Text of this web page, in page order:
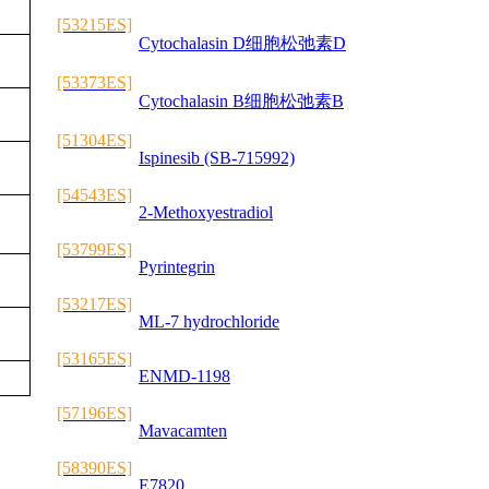
[53215ES]
Cytochalasin D细胞松弛素D
[53373ES]
Cytochalasin B细胞松弛素B
[51304ES]
Ispinesib (SB-715992)
[54543ES]
2-Methoxyestradiol
[53799ES]
Pyrintegrin
[53217ES]
ML-7 hydrochloride
[53165ES]
ENMD-1198
[57196ES]
Mavacamten
[58390ES]
E7820